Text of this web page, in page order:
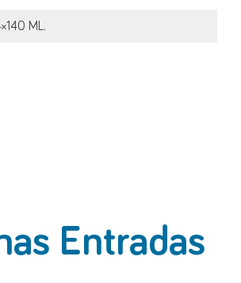
ML.
Entradas